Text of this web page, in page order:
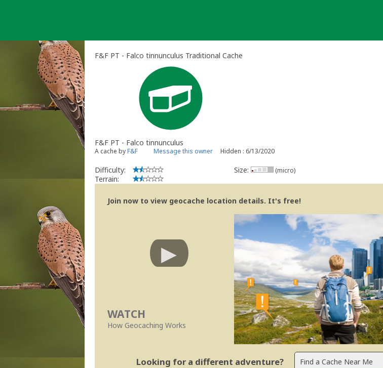
F&F PT - Falco tinnunculus Traditional Cache
F&F PT - Falco tinnunculus
A cache byF&F Message this owner Hidden : 6/13/2020
Difficulty:
Terrain:
Size: (micro)
Join now to view geocache location details. It's free!
WATCH
How Geocaching Works
Looking for a different adventure?